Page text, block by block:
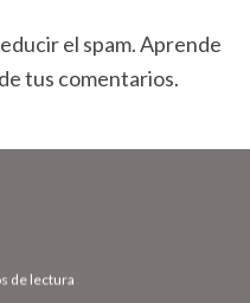
el spam.Aprende
tus comentarios.
de lectura